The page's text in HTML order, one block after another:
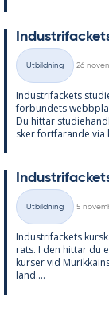
Kategorier
Utbildning
26
In­du­stri­fac­kets
för­bun­dets
Du hit­tar
sker fort­fa­ran­de via
Kategorier
Utbildning
5
In­du­stri­fac­kets
ra­ts. I den hit­tar du
kur­ser vid
land....